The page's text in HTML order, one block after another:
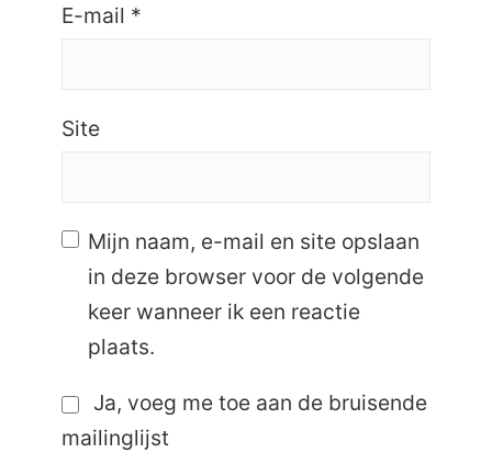
E-mail *
Site
Mijn naam, e-mail en site opslaan
in deze browser voor de volgende
keer wanneer ik een reactie
plaats.
Ja, voeg me toe aan de bruisende
mailinglijst